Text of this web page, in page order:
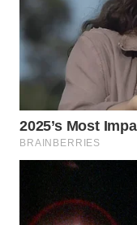
MAJALENGKA
WN
SUBANG
WN
SUKABUMI
PURWAKARTA